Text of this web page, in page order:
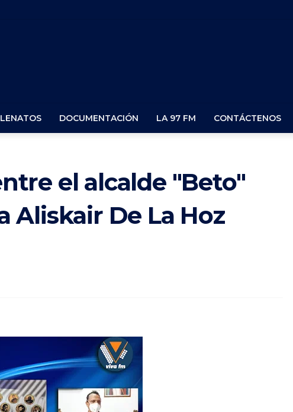
DOCUMENTACIÓN LA 97 FM CONTÁCTENOS
el alcalde "Beto"
Aliskair De La Hoz